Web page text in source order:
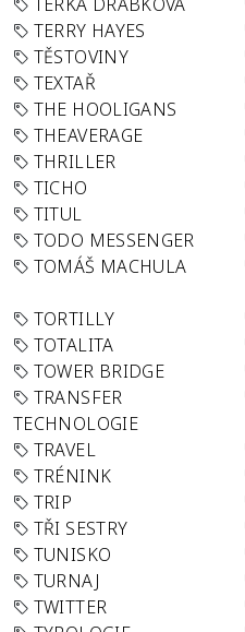
TERRY HAYES
TĚSTOVINY
TEXTAŘ
THE HOOLIGANS
THEAVERAGE
THRILLER
TICHO
TITUL
TODO MESSENGER
TOMÁŠ MACHULA
TORTILLY
TOTALITA
TOWER BRIDGE
TRANSFER
TECHNOLOGIE
TRAVEL
TRÉNINK
TRIP
TŘI SESTRY
TUNISKO
TURNAJ
TWITTER